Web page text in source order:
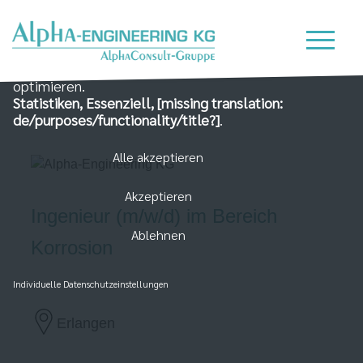
Wir nutzen Cookies auf unserer Website, die zum
einen essenziell für die Funktionalität der Seite sind
und zum Anderen dabei helfen, das Nutzererlebnis zu
optimieren.
Statistiken, Essenziell, [missing translation:
de/purposes/functionality/title?].
Individuelle Datenschutzeinstellungen
Ablehnen
Alle akzeptieren
Akzeptieren